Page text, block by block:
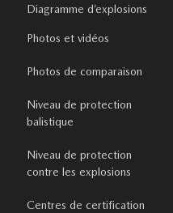
Diagramme d’explosions
Photos et vidéos
Photos de comparaison
Niveau de protection
balistique
Niveau de protection
contre les explosions
Centres de certification